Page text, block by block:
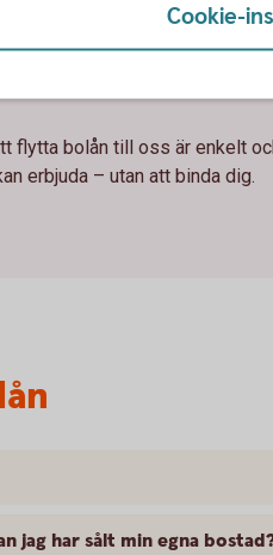
flytta bolån till oss är enkelt
erbjuda – utan att binda dig.
jag har sålt min egna
Cookie-